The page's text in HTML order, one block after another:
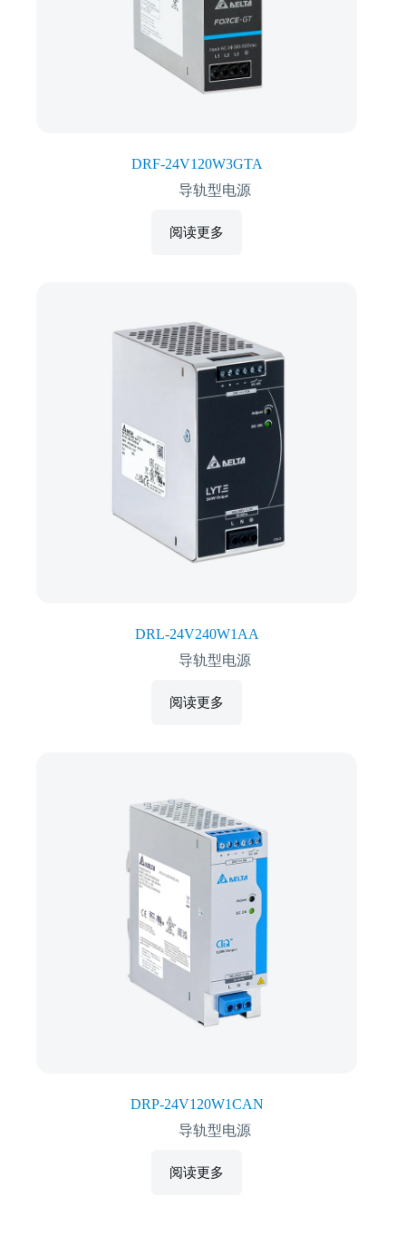
DRF-24V120W3GTA
导轨型电源
阅读更多
DRL-24V240W1AA
导轨型电源
阅读更多
DRP-24V120W1CAN
导轨型电源
阅读更多